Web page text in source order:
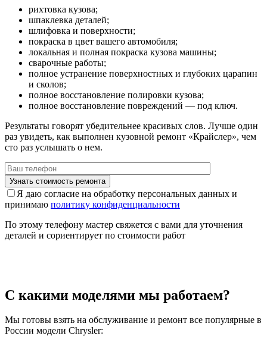
рихтовка кузова;
шпаклевка деталей;
шлифовка и поверхности;
покраска в цвет вашего автомобиля;
локальная и полная покраска кузова машины;
сварочные работы;
полное устранение поверхностных и глубоких царапин
и сколов;
полное восстановление полировки кузова;
полное восстановление повреждений — под ключ.
Результаты говорят убедительнее красивых слов. Лучше один
раз увидеть, как выполнен кузовной ремонт «Крайслер», чем
сто раз услышать о нем.
Я даю согласие на обработку персональных данных и
принимаю политику конфиденциальности
По этому телефону мастер свяжется с вами для уточнения
деталей и сориентирует по стоимости работ
С какими моделями мы работаем?
Мы готовы взять на обслуживание и ремонт все популярные в
России модели Chrysler: